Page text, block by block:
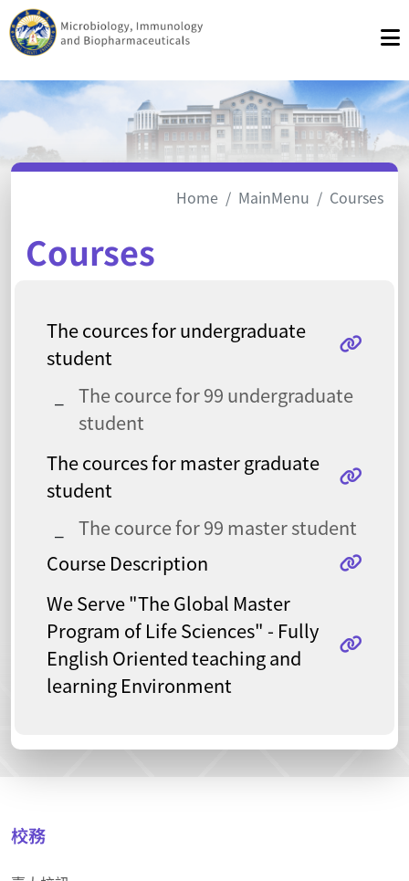
Home MainMenu Courses
Courses
The cources for undergraduate
student
The cource for 99 undergraduate
student
The cources for master graduate
student
The cource for 99 master student
Course Description
We Serve "The Global Master
Program of Life Sciences" - Fully
English Oriented teaching and
learning Environment
校務